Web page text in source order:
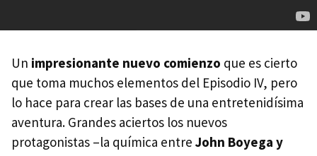
Un impresionante nuevo comienzo que es cierto
que toma muchos elementos del Episodio IV, pero
lo hace para crear las bases de una entretenidísima
aventura. Grandes aciertos los nuevos
protagonistas –la química entre John Boyega y